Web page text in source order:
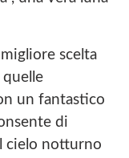
scelta
un fantastico
di
cielo notturno